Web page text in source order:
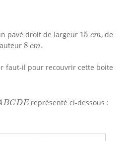
pavé droit de largeur 15 cm
15 cm, de
8 cm.
8 cm
faut-il pour recouvrir cette boite
BCDE
BCDE représenté ci-dessous :